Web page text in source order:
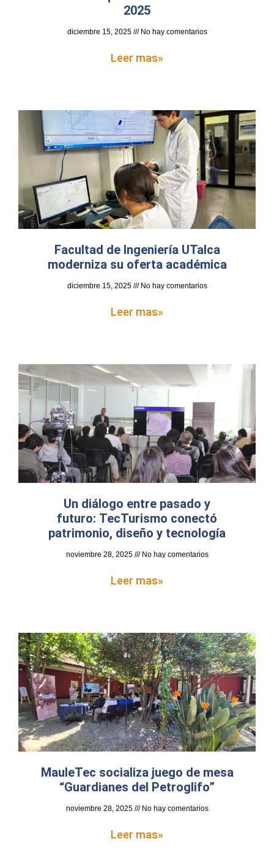
2025
diciembre 15, 2025 No hay comentarios
Leer mas»
Facultad de Ingeniería UTalca
moderniza su oferta académica
diciembre 15, 2025 No hay comentarios
Leer mas»
Un diálogo entre pasado y
futuro: TecTurismo conectó
patrimonio, diseño y tecnología
noviembre 28, 2025 No hay comentarios
Leer mas»
MauleTec socializa juego de mesa
“Guardianes del Petroglifo”
noviembre 28, 2025 No hay comentarios
Leer mas»